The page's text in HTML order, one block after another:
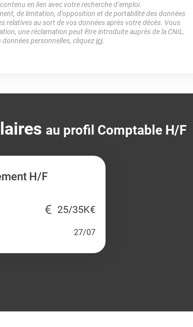
en lien avec votre recherche d’emploi.
de limitation, d’opposition et de portabilité des données
au sort de vos données après votre décès. Vous
une réclamation peut être introduite auprès de la CNIL.
personnelles, cliquezici.
au profil Comptable H/F
H/F
25/35K€
27/07